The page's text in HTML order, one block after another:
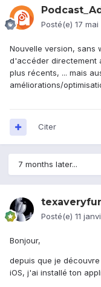
Posté(e) 17 mai
Nouvelle version, sans
d'accéder directement
plus récents, ... mais
améliorations/
Citer
7 months later...
Posté(e) 11
Bonjour,
depuis que je
iOS, j'ai installé ton